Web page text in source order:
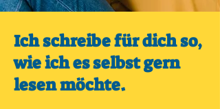
Ich schreibe für dich so,
wie ich es selbst gern
lesen möchte.